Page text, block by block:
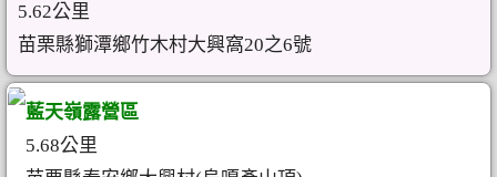
5.62公里
苗栗縣獅潭鄉竹木村大興窩20之6號
藍天嶺露營區
5.68公里